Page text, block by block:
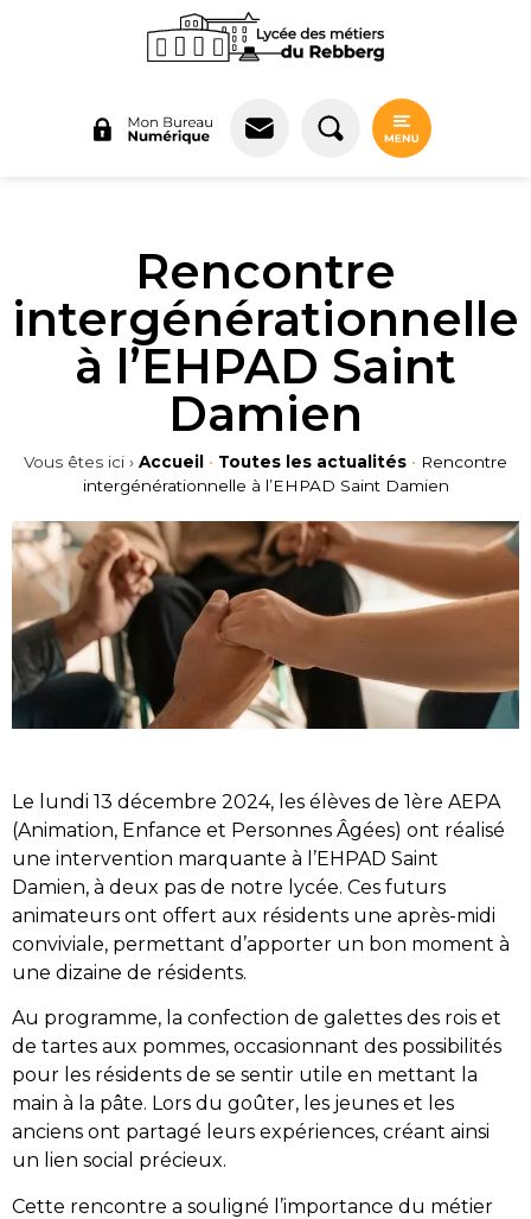
Rencontre
intergénérationnelle
à l’EHPAD Saint
Damien
Vous êtes ici › Accueil • Toutes les actualités • Rencontre
intergénérationnelle à l’EHPAD Saint Damien
Le lundi 13 décembre 2024, les élèves de 1ère AEPA
(Animation, Enfance et Personnes Âgées) ont réalisé
une intervention marquante à l’EHPAD Saint
Damien, à deux pas de notre lycée. Ces futurs
animateurs ont offert aux résidents une après-midi
conviviale, permettant d’apporter un bon moment à
une dizaine de résidents.
Au programme, la confection de galettes des rois et
de tartes aux pommes, occasionnant des possibilités
pour les résidents de se sentir utile en mettant la
main à la pâte. Lors du goûter, les jeunes et les
anciens ont partagé leurs expériences, créant ainsi
un lien social précieux.
Cette rencontre a souligné l’importance du métier
Panneau de gestion des cookies